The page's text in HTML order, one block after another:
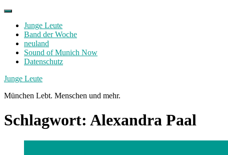
Skip
contentJunge Leute
Band der Woche
neuland
Sound of Munich Now
Datenschutz
Facebook
Twitter
Instagram
Junge Leute
München Lebt. Menschen und mehr.
Schlagwort: Alexandra Paal